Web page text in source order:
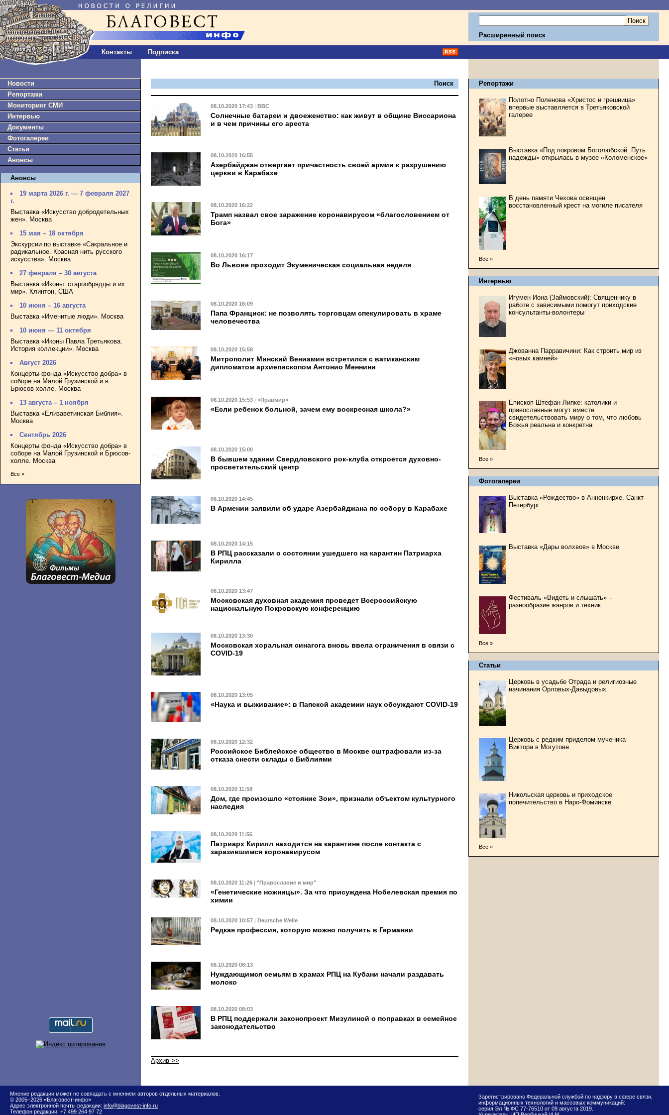
Контакты Подписка
Расширенный поиск
Новости
Репортажи
Мониторинг СМИ
Интервью
Документы
Фотогалереи
Статьи
Анонсы
Анонсы
19 марта 2026 г. — 7 февраля 2027
г.
Выставка «Искусство добродетельных
жен». Москва
15 мая – 18 октября
Экскурсии по выставке «Сакральное и
радикальное. Красная нить русского
искусства». Москва
27 февраля – 30 августа
Выставка «Иконы: старообрядцы и их
мир». Клинтон, США
10 июня – 16 августа
Выставка «Именитые люди». Москва
10 июня — 11 октября
Выставка «Иконы Павла Третьякова.
История коллекции». Москва
Август 2026
Концерты фонда «Искусство добра» в
соборе на Малой Грузинской и в
Брюсов-холле. Москва
13 августа – 1 ноября
Выставка «Елизаветинская Библия».
Москва
Сентябрь 2026
Концерты фонда «Искусство добра» в
соборе на Малой Грузинской и Брюсов-
холле. Москва
Все »
Поиск
08.10.2020 17:43 | BBC
Солнечные батареи и двоеженство: как живут в общине Виссариона
и в чем причины его ареста
08.10.2020 16:55
Азербайджан отвергает причастность своей армии к разрушению
церкви в Карабахе
08.10.2020 16:22
Трамп назвал свое заражение коронавирусом «благословением от
Бога»
08.10.2020 16:17
Во Львове проходит Экуменическая социальная неделя
08.10.2020 16:09
Папа Франциск: не позволять торговцам спекулировать в храме
человечества
08.10.2020 15:58
Митрополит Минский Вениамин встретился с ватиканским
дипломатом архиепископом Антонио Меннини
08.10.2020 15:53 | «Правмир»
«Если ребенок больной, зачем ему воскресная школа?»
08.10.2020 15:00
В бывшем здании Свердловского рок-клуба откроется духовно-
просветительский центр
08.10.2020 14:45
В Армении заявили об ударе Азербайджана по собору в Карабахе
08.10.2020 14:15
В РПЦ рассказали о состоянии ушедшего на карантин Патриарха
Кирилла
08.10.2020 13:47
Московская духовная академия проведет Всероссийскую
национальную Покровскую конференцию
08.10.2020 13:30
Московская хоральная синагога вновь ввела ограничения в связи с
COVID-19
08.10.2020 13:05
«Наука и выживание»: в Папской академии наук обсуждают COVID-19
08.10.2020 12:32
Российское Библейское общество в Москве оштрафовали из-за
отказа снести склады с Библиями
08.10.2020 11:58
Дом, где произошло «стояние Зои», признали объектом культурного
наследия
08.10.2020 11:56
Патриарх Кирилл находится на карантине после контакта с
заразившимся коронавирусом
08.10.2020 11:26 | "Православие и мир"
«Генетические ножницы». За что присуждена Нобелевская премия по
химии
08.10.2020 10:57 | Deutsche Welle
Редкая профессия, которую можно получить в Германии
08.10.2020 08:13
Нуждающимся семьям в храмах РПЦ на Кубани начали раздавать
молоко
08.10.2020 08:03
В РПЦ поддержали законопроект Мизулиной о поправках в семейное
законодательство
Архив >>
Репортажи
Полотно Поленова «Христос и грешница»
впервые выставляется в Третьяковской
галерее
Выставка «Под покровом Боголюбской. Путь
надежды» открылась в музее «Коломенское»
В день памяти Чехова освящен
восстановленный крест на могиле писателя
Все »
Интервью
Игумен Иона (Займовский): Священнику в
работе с зависимыми помогут приходские
консультанты-волонтеры
Джованна Парравичини: Как строить мир из
«новых камней»
Епископ Штефан Липке: католики и
православные могут вместе
свидетельствовать миру о том, что любовь
Божья реальна и конкретна
Все »
Фотогалереи
Выставка «Рождество» в Анненкирхе. Санкт-
Петербург
Выставка «Дары волхвов» в Москве
Фестиваль «Видеть и слышать» –
разнообразие жанров и техник
Все »
Статьи
Церковь в усадьбе Отрада и религиозные
начинания Орловых-Давыдовых
Церковь с редким приделом мученика
Виктора в Могутове
Никольская церковь и приходское
попечительство в Наро-Фоминске
Все »
Мнение редакции может не совпадать с мнением авторов отдельных материалов.
© 2005–2026 «Благовест-инфо»
Адрес электронной почты редакции: info@blagovest-info.ru
Телефон редакции: +7 499 264 97 72
Зарегистрировано Федеральной службой по надзору в сфере связи,
информационных технологий и массовых коммуникаций:
серия Эл № ФС 77-76510 от 09 августа 2019.